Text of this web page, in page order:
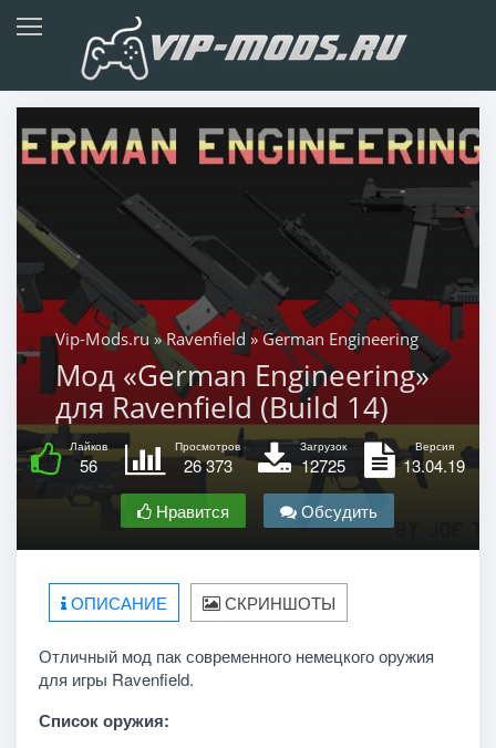
Vip-Mods.ru »Ravenfield » German Engineering
Мод «German Engineering»
для Ravenfield (Build 14)
Лайков
56
Просмотров
26 373
Загрузок
12725
Версия
13.04.19
Нравится
Обсудить
ОПИСАНИЕ СКРИНШОТЫ
Отличный мод пак современного немецкого оружия
для игры Ravenfield.
Список оружия: